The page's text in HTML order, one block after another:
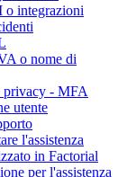
o integrazioni
o nome di
privacy - MFA
utente
l'assistenza
in Factorial
per l'assistenza